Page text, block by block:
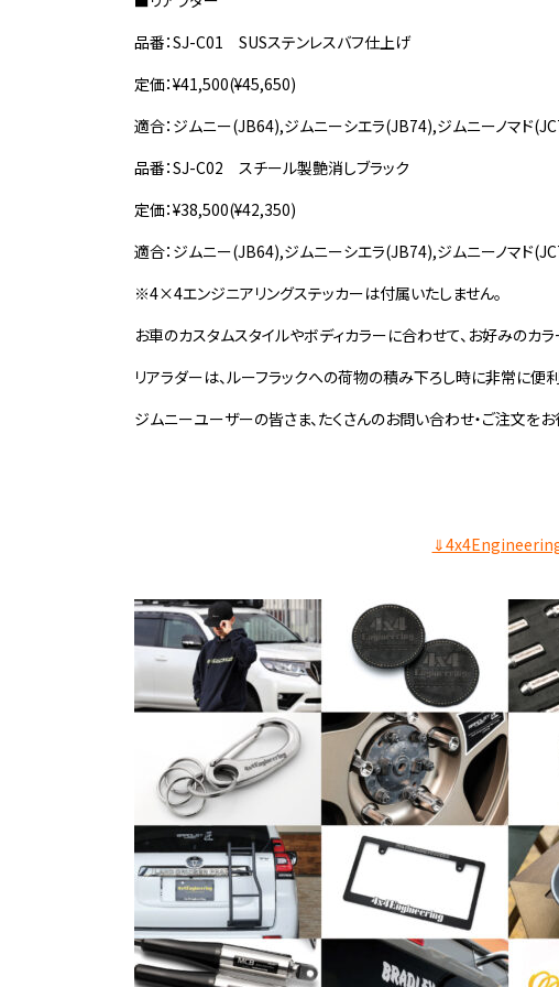
品番：SJ-C01 SUSステンレスバフ仕上げ
定価：¥41,500(¥45,650)
適合：ジムニー(JB64),ジムニーシエラ(JB74),ジムニーノマド
品番：SJ-C02 スチール製艶消しブラック
定価：¥38,500(¥42,350)
適合：ジムニー(JB64),ジムニーシエラ(JB74),ジムニーノマド
※4×4エンジニアリングステッカーは付属いたしません。
お車のカスタムスタイルやボディカラーに合わせて、お好みのカ
リアラダーは、ルーフラックへの荷物の積み下ろし時に非常に便
ジムニーユーザーの皆さま、たくさんのお問い合わせ・ご注文をお
⇓4x4Engineering